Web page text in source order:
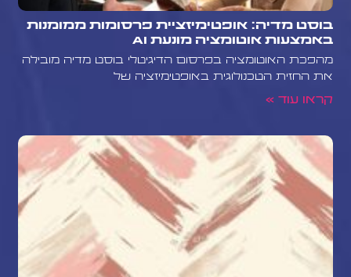
בוסט מדיה: אופטימיזציית פרסומות ממומנות
באמצעות אוטומציה מונעת AI
מהפכת האוטומציה בפרסום הדיגיטלי בוסט מדיה מובילה
את החזית הטכנולוגית באופטימיזציה של
קראו עוד »